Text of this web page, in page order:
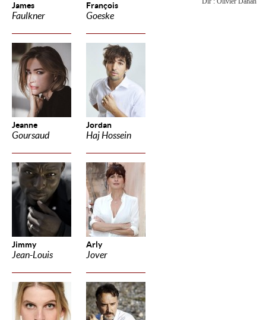
James
Faulkner
François
Goeske
Jeanne
Goursaud
Jordan
Haj Hossein
Jimmy
Jean-Louis
Arly
Jover